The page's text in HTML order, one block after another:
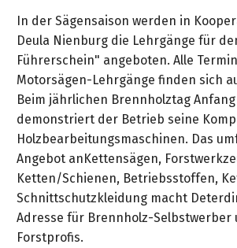
In der Sägensaison werden in
Deula Nienburg die Lehrgänge für
Führerschein" angeboten. Alle
Motorsägen-Lehrgänge finden sich
Beim jährlichen Brennholztag
demonstriert der Betrieb seine
Holzbearbeitungsmaschinen. Das
Angebot anKettensägen,
Ketten/Schienen, Betriebsstoffen,
Schnittschutzkleidung macht
Adresse für Brennholz-Selbstwerber
Forstprofis.